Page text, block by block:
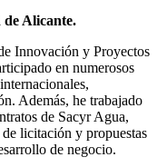
Alicante.
Innovación y Proyectos
en numerosos
Además, he trabajado
de Sacyr Agua,
licitación y propuestas
de negocio.